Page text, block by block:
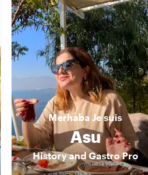
Merhaba Je suis
Asu
History and Gastro Pro